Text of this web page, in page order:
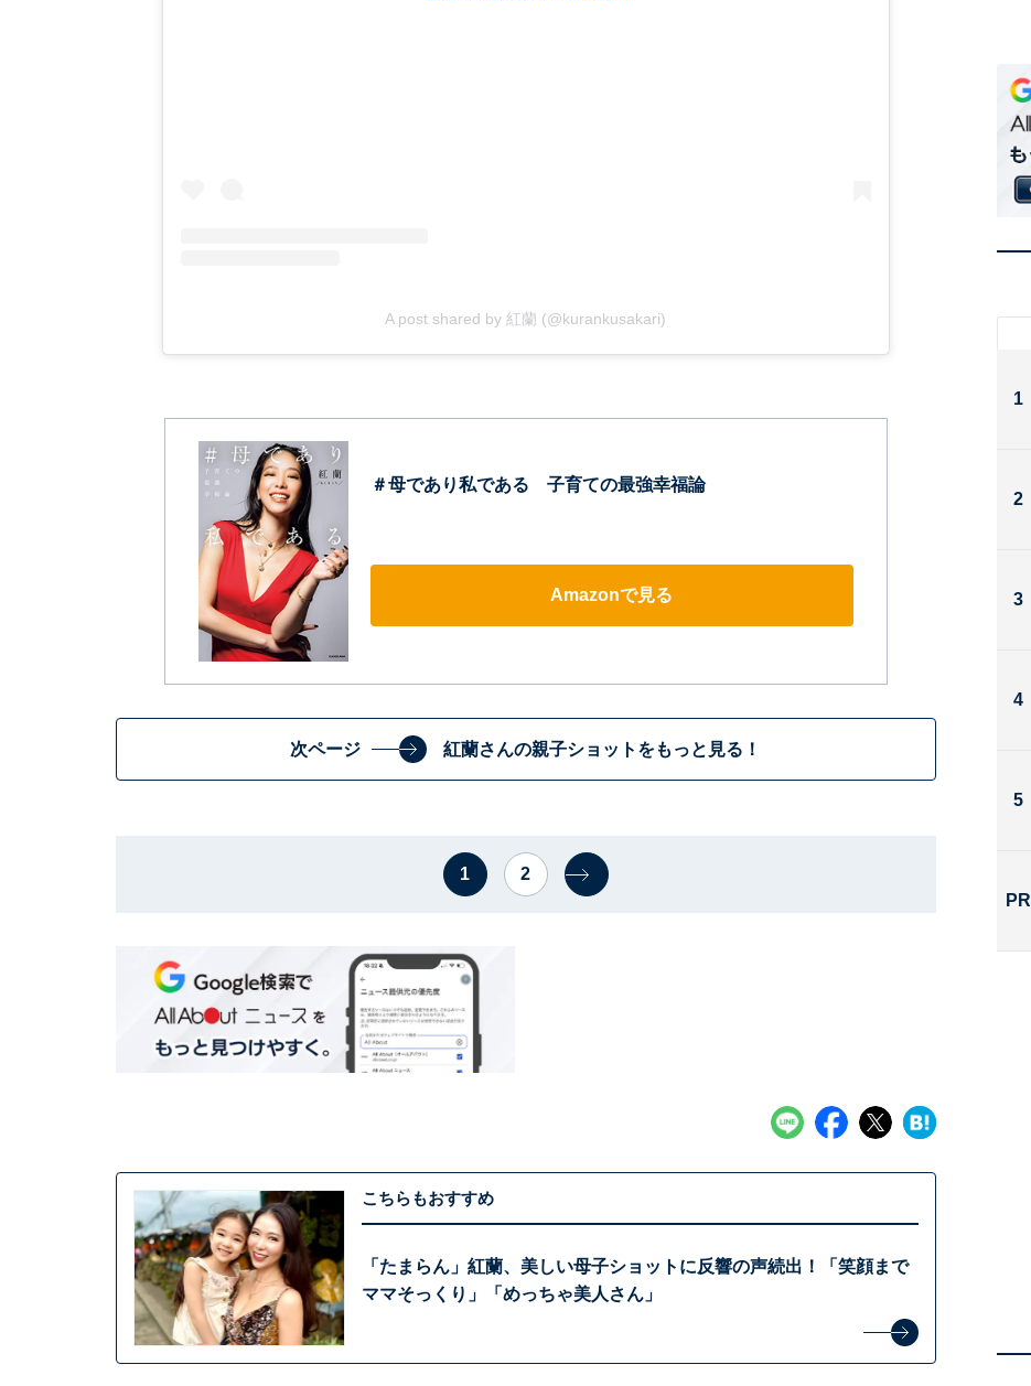
A post shared by 紅蘭 (@kurankusakari)
＃母であり私である 子育ての最強幸福論
Amazonで見る
次ページ 紅蘭さんの親子ショットをもっと見る！
1 2
こちらもおすすめ
「たまらん」紅蘭、美しい母子ショットに反響の声続出！「笑顔まで
ママそっくり」「めっちゃ美人さん」
1
2
3
4
5
PR